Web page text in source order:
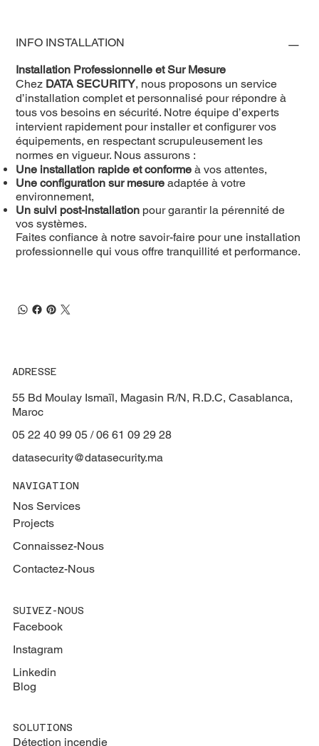
INFO INSTALLATION
Installation Professionnelle et Sur Mesure
Chez DATA SECURITY, nous proposons un service
d’installation complet et personnalisé pour répondre à
tous vos besoins en sécurité. Notre équipe d’experts
intervient rapidement pour installer et configurer vos
équipements, en respectant scrupuleusement les
normes en vigueur. Nous assurons :
Une installation rapide et conforme à vos attentes,
Une configuration sur mesure adaptée à votre
environnement,
Un suivi post-installation pour garantir la pérennité de
vos systèmes.
Faites confiance à notre savoir-faire pour une installation
professionnelle qui vous offre tranquillité et performance.
ADRESSE
55 Bd Moulay Ismaïl, Magasin R/N, R.D.C, Casablanca,
Maroc
05 22 40 99 05 / 06 61 09 29 28
datasecurity@datasecurity.ma
NAVIGATION
Nos Services
Projects
Connaissez-Nous
Contactez-Nous
SUIVEZ-NOUS
Facebook
Instagram
Linkedin
Blog
SOLUTIONS
Détection incendie